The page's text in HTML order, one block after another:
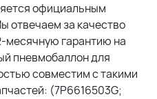
официальным
отвечаем за качество
месячную гарантию на
пневмобаллон для
совместим с такими
(7P6616503G;